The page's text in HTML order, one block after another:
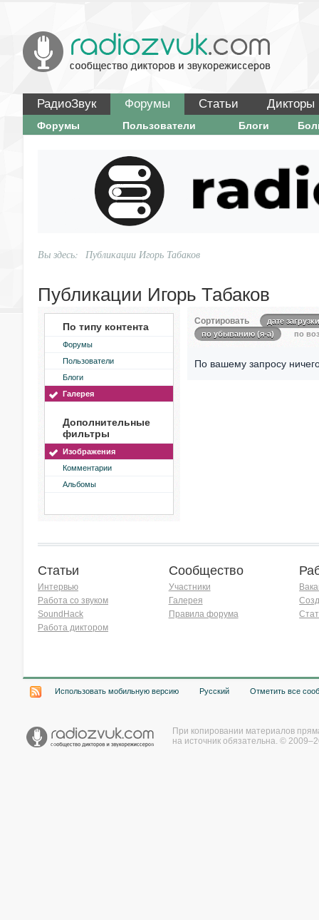
РадиоЗвук Форумы Статьи Дикторы
Форумы Пользователи Блоги
Вы здесь: Публикации Игорь Табаков
Публикации Игорь Табаков
По типу контента
Форумы
Пользователи
Блоги
Галерея
Дополнительные
фильтры
Изображения
Комментарии
Альбомы
Сортировать
дате загрузки
по убыванию (я-а)
по
По вашему запросу
Статьи
Интервью
Работа со звуком
SoundHack
Работа диктором
Сообщество
Участники
Галерея
Правила форума
Использовать мобильную версию Русский Отметить все
При копировании материалов
на источник обязательна. ©